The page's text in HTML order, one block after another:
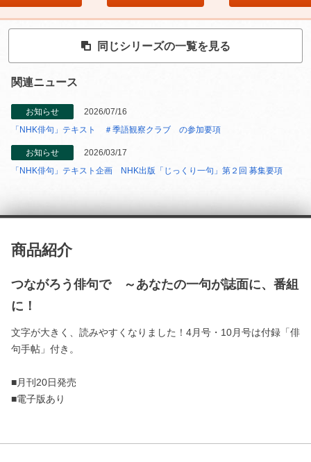
同じシリーズの一覧を見る
関連ニュース
お知らせ
2026/07/16
「NHK俳句」テキスト ＃季語観察クラブ の参加要項
お知らせ
2026/03/17
「NHK俳句」テキスト企画 NHK出版「じっくり一句」第２回 募集要項
商品紹介
つながろう俳句で ～あなたの一句が誌面に、番組
に！
文字が大きく、読みやすくなりました！4月号・10月号は付録「俳
句手帖」付き。
■月刊20日発売
■電子版あり